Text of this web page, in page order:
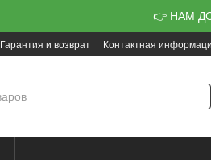
👉 НАМ
Гарантия и возврат Контактная